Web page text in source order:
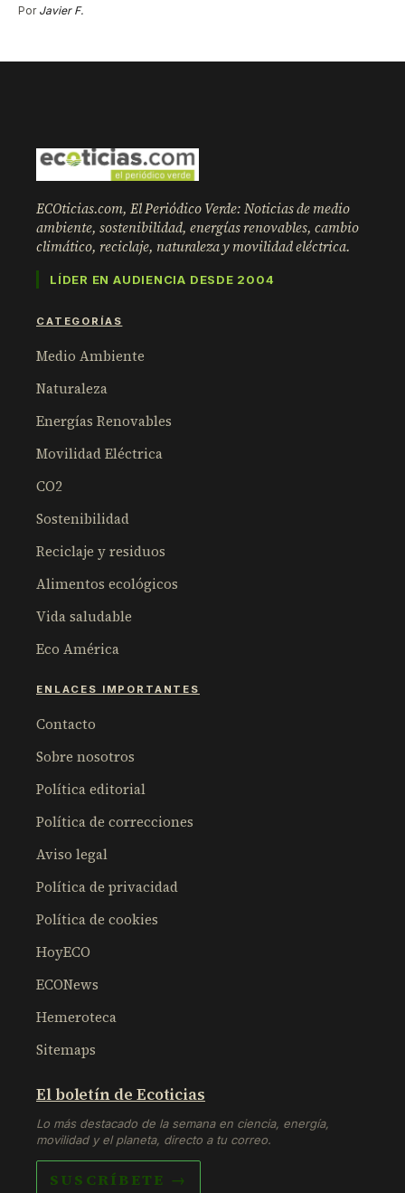
Por Javier F.
ECOticias.com, El Periódico Verde: Noticias de medio
ambiente, sostenibilidad, energías renovables, cambio
climático, reciclaje, naturaleza y movilidad eléctrica.
LÍDER EN AUDIENCIA DESDE 2004
CATEGORÍAS
Medio Ambiente
Naturaleza
Energías Renovables
Movilidad Eléctrica
CO2
Sostenibilidad
Reciclaje y residuos
Alimentos ecológicos
Vida saludable
Eco América
ENLACES IMPORTANTES
Contacto
Sobre nosotros
Política editorial
Política de correcciones
Aviso legal
Política de privacidad
Política de cookies
HoyECO
ECONews
Hemeroteca
Sitemaps
El boletín de Ecoticias
Lo más destacado de la semana en ciencia, energía,
movilidad y el planeta, directo a tu correo.
SUSCRÍBETE →